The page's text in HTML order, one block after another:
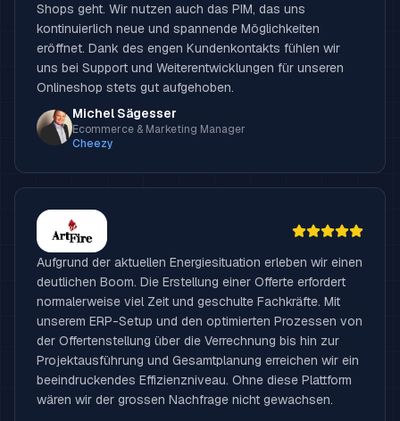
Shops geht. Wir nutzen auch das PIM, das uns
kontinuierlich neue und spannende Möglichkeiten
eröffnet. Dank des engen Kundenkontakts fühlen wir
uns bei Support und Weiterentwicklungen für unseren
Onlineshop stets gut aufgehoben.
Michel Sägesser
Ecommerce & Marketing Manager
Cheezy
Aufgrund der aktuellen Energiesituation erleben wir einen
deutlichen Boom. Die Erstellung einer Offerte erfordert
normalerweise viel Zeit und geschulte Fachkräfte. Mit
unserem ERP-Setup und den optimierten Prozessen von
der Offertenstellung über die Verrechnung bis hin zur
Projektausführung und Gesamtplanung erreichen wir ein
beeindruckendes Effizienzniveau. Ohne diese Plattform
wären wir der grossen Nachfrage nicht gewachsen.